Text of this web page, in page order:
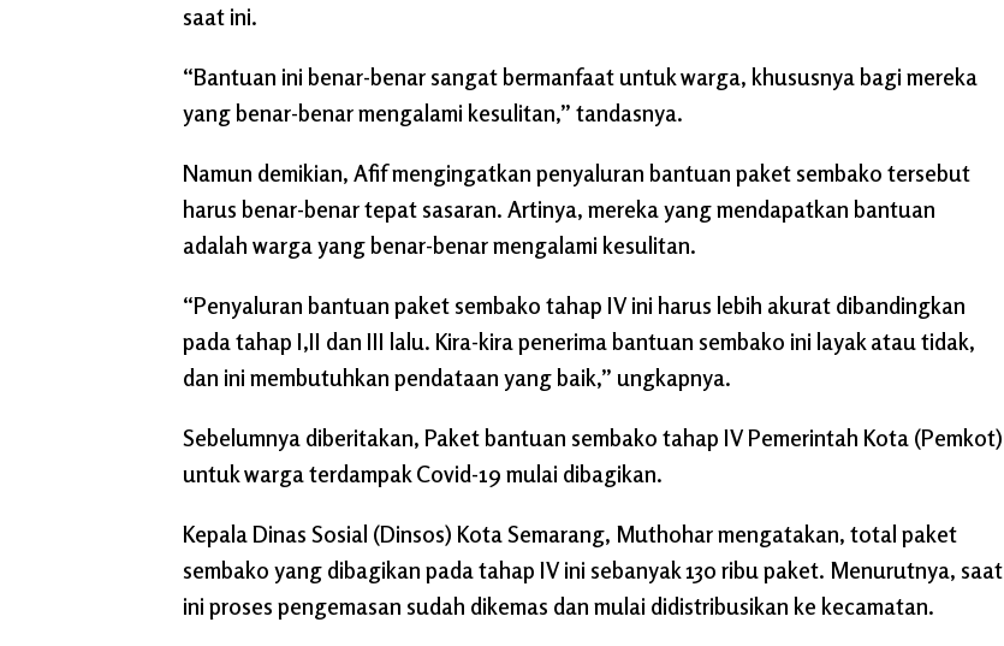
saat ini.
“Bantuan ini benar-benar sangat bermanfaat untuk warga, khususnya bagi mereka
yang benar-benar mengalami kesulitan,” tandasnya.
Namun demikian, Afif mengingatkan penyaluran bantuan paket sembako tersebut
harus benar-benar tepat sasaran. Artinya, mereka yang mendapatkan bantuan
adalah warga yang benar-benar mengalami kesulitan.
“Penyaluran bantuan paket sembako tahap IV ini harus lebih akurat dibandingkan
pada tahap I,II dan III lalu. Kira-kira penerima bantuan sembako ini layak atau tidak,
dan ini membutuhkan pendataan yang baik,” ungkapnya.
Sebelumnya diberitakan, Paket bantuan sembako tahap IV Pemerintah Kota (Pemkot)
untuk warga terdampak Covid-19 mulai dibagikan.
Kepala Dinas Sosial (Dinsos) Kota Semarang, Muthohar mengatakan, total paket
sembako yang dibagikan pada tahap IV ini sebanyak 130 ribu paket. Menurutnya, saat
ini proses pengemasan sudah dikemas dan mulai didistribusikan ke kecamatan.